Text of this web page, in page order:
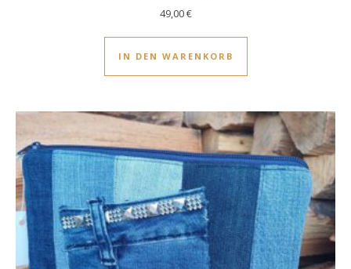
49,00€
IN DEN WARENKORB